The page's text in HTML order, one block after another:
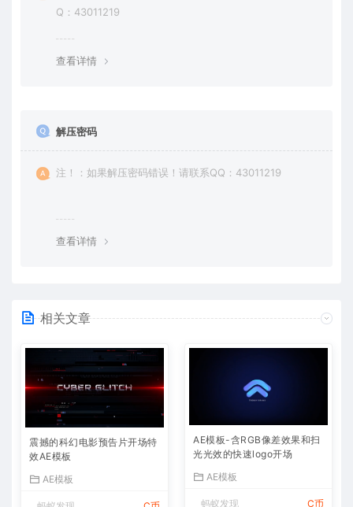
Q：43011219
查看详情
解压密码
注！：如果解压密码错误！请联系QQ：43011219
查看详情
相关文章
震撼的科幻电影预告片开场特
效AE模板
AE模板
AE模板-含RGB像差效果和扫
光光效的快速logo开场
AE模板
蚂蚁发现 C币